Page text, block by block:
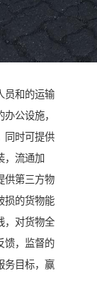
员和的运输
公设施，
同时可提供
，流通加
供第三方物
损的货物能
，对货物全
馈，监督的
务目标，赢